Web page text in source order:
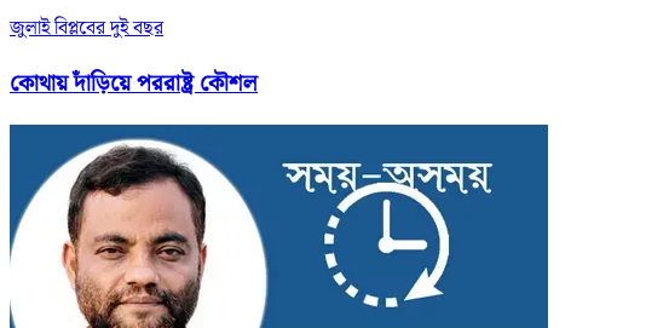
জুলাই বিপ্লবের দুই বছর
কোথায় দাঁড়িয়ে পররাষ্ট্র কৌশল